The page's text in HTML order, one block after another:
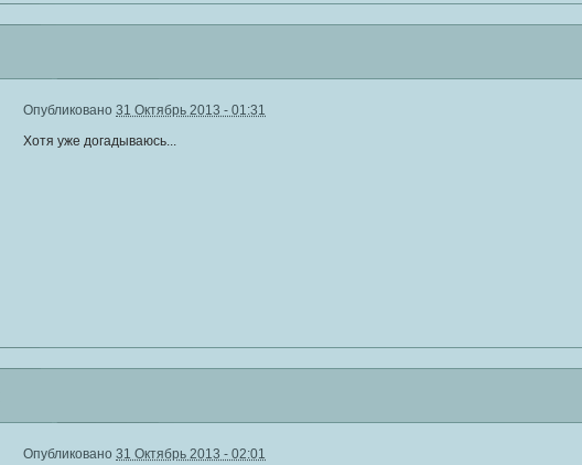
Опубликовано 31 Октябрь 2013 - 01:31
Хотя уже догадываюсь...
Опубликовано 31 Октябрь 2013 - 02:01